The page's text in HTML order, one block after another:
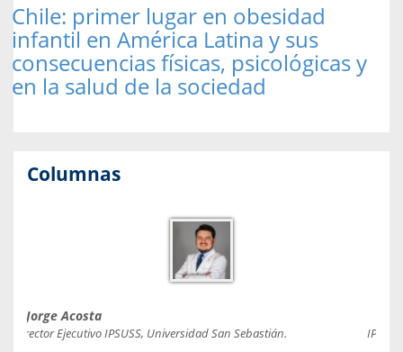
Chile: primer lugar en obesidad
infantil en América Latina y sus
consecuencias físicas, psicológicas y
en la salud de la sociedad
Columnas
Jorge Acosta
Director Ejecutivo IPSUSS, Universidad San Sebastián.